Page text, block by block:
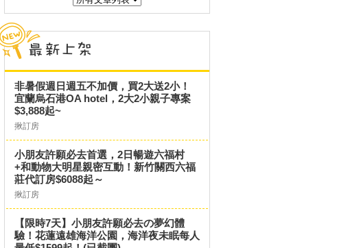
非暑假週日週五不加價，買2大送2小！
宜蘭烏石港OA hotel，2大2小親子專案
$3,888起~
揪訂房
小朋友許願必去首選，2日暢遊六福村
+和動物大明星親密互動！新竹關西六福
莊代訂房$6088起～
揪訂房
【限時7天】小朋友許願必去の夢幻體
驗！花蓮遠雄海洋公園，海洋夜未眠每人